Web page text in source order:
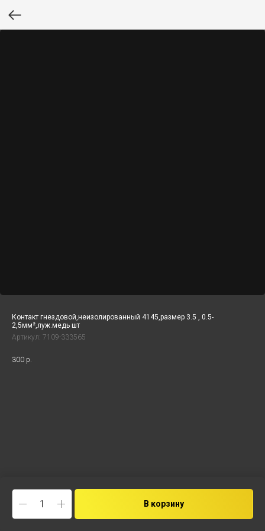
Контакт гнездовой,неизолированный 4145,размер 3.5 , 0.5-
2,5мм²,луж.медь шт
Артикул: 7109-333565
300 р.
В корзину